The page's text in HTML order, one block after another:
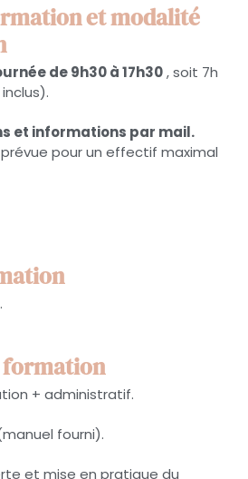
et modalité
de 9h30 à 17h30, soit 7h
et informations par mail.
pour un effectif maximal
formation
+ administratif.
fourni).
et mise en pratique du